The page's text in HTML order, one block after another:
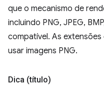
que o mecanismo de
incluindo PNG, JPEG,
compatível. As
usar imagens PNG.
Dica (título)